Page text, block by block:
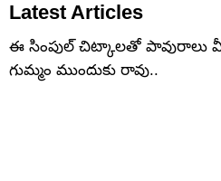
Latest Articles
ఈ సింపుల్ చిట్కాలతో పావురాలు
గుమ్మం ముందుకు రావు..